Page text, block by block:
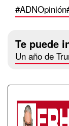
#ADNOpinión
Te puede
Un año de